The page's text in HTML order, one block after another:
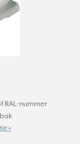
RAL-nummer
»